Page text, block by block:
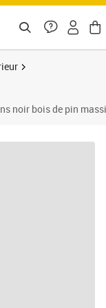
noir bois de pin